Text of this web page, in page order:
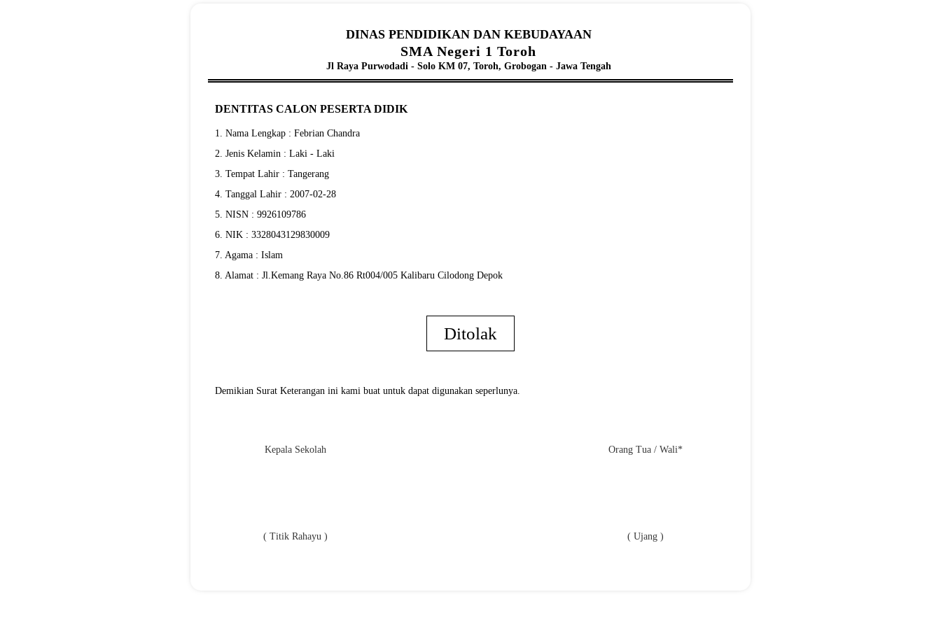
DINAS PENDIDIKAN DAN KEBUDAYAAN
SMA Negeri 1 Toroh
Jl Raya Purwodadi - Solo KM 07, Toroh, Grobogan - Jawa Tengah
DENTITAS CALON PESERTA DIDIK
1. Nama Lengkap : Febrian Chandra
2. Jenis Kelamin : Laki - Laki
3. Tempat Lahir : Tangerang
4. Tanggal Lahir : 2007-02-28
5. NISN : 9926109786
6. NIK : 3328043129830009
7. Agama : Islam
8. Alamat : Jl.Kemang Raya No.86 Rt004/005 Kalibaru Cilodong Depok
Ditolak
Demikian Surat Keterangan ini kami buat untuk dapat digunakan seperlunya.
Kepala Sekolah
( Titik Rahayu )
Orang Tua / Wali*
( Ujang )